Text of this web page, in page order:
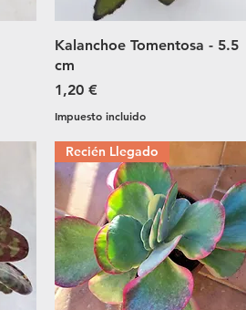
Vista rápida
Kalanchoe Tomentosa - 5.5
cm
Precio
1,20 €
Impuesto incluido
Recién Llegado